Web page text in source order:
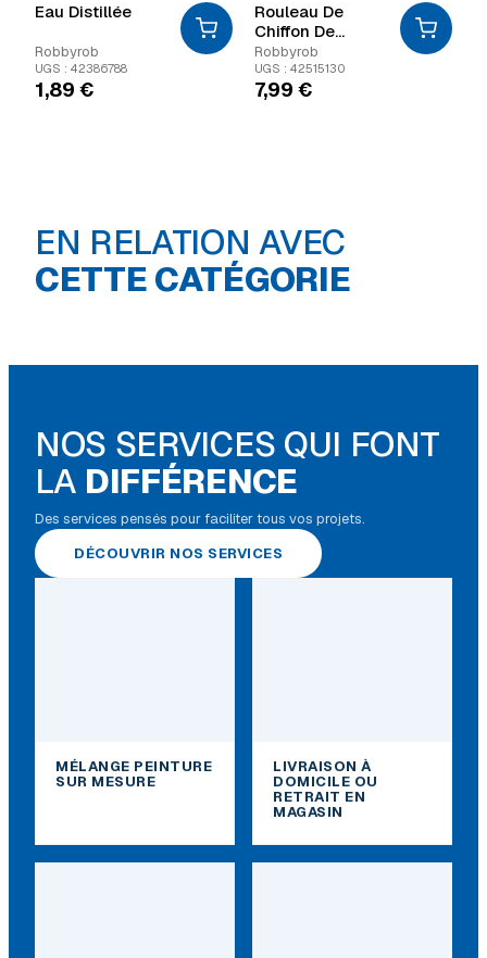
Eau Distillée
Robbyrob
UGS : 42386788
1,89 €
Rouleau De
Chiffon De
Nettoyage
Robbyrob
UGS : 42515130
7,99 €
EN RELATION AVEC
CETTE CATÉGORIE
Linge Nettoyage &
NOS SERVICES QUI FONT
LA DIFFÉRENCE
Des services pensés pour faciliter tous vos projets.
DÉCOUVRIR NOS SERVICES
MÉLANGE PEINTURE
SUR MESURE
LIVRAISON À
DOMICILE OU
RETRAIT EN
MAGASIN